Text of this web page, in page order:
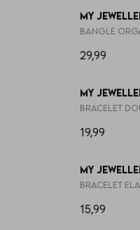
My
Bangle
29,99
My
19,99
My
Bracelet
15,99